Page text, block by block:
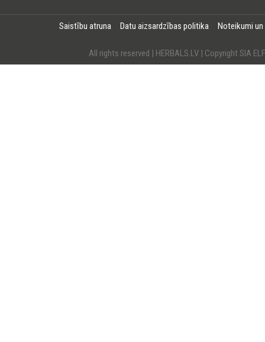
Saistību atruna Datu aizsardzības politika Noteikumi
All rights reserved | HERBALS.LV | Copyright SIA